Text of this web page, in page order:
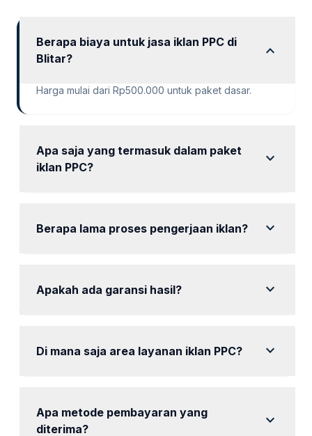
Berapa biaya untuk jasa iklan PPC di
Blitar?
expand_more
Harga mulai dari Rp500.000 untuk paket dasar.
Apa saja yang termasuk dalam paket
iklan PPC?
expand_more
Berapa lama proses pengerjaan iklan? expand_more
Apakah ada garansi hasil? expand_more
Di mana saja area layanan iklan PPC? expand_more
Apa metode pembayaran yang
diterima?
expand_more